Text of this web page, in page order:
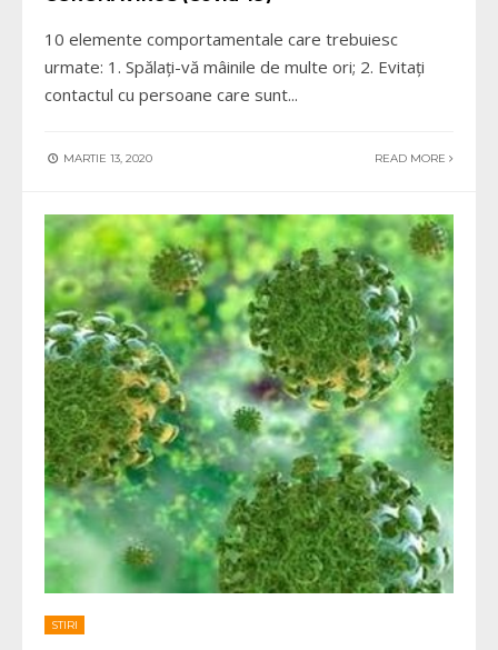
10 elemente comportamentale care trebuiesc
urmate: 1. Spălați-vă mâinile de multe ori; 2. Evitați
contactul cu persoane care sunt...
MARTIE 13, 2020 READ MORE
STIRI